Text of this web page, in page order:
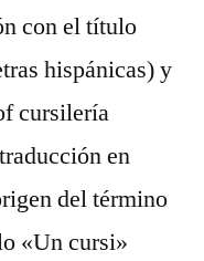
con el título
hispánicas) y
cursilería
en
del término
«Un cursi»